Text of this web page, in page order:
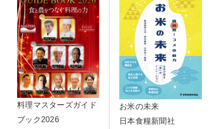
料理マスターズガイド
ブック2026
お米の未来
日本食糧新聞社